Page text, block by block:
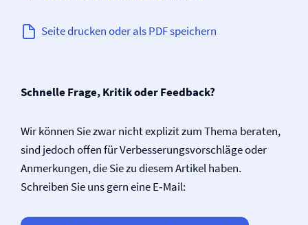
Seite drucken oder als PDF speichern
Schnelle Frage, Kritik oder Feedback?
Wir können Sie zwar nicht explizit zum Thema beraten,
sind jedoch offen für Verbesserungsvorschläge oder
Anmerkungen, die Sie zu diesem Artikel haben.
Schreiben Sie uns gern eine E‑Mail: